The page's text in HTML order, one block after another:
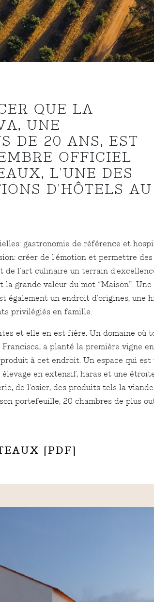
QUE LA
UNE
DE 20 ANS, EST
OFFICIEL
L'UNE DES
D'HÔTELS AU
gastronomie de référence et
créer de l'émotion et permettre
l'art culinaire un terrain
grande valeur du mot “Maison”.
également un endroit d'origines,
privilégiés en famille.
et elle en est fière. Un domaine où
a planté la première vigne
à cet endroit. Un espace qui
en extensif, haras et une
de l'osier, des produits tels la
portefeuille, 20 chambres de plus
[PDF]